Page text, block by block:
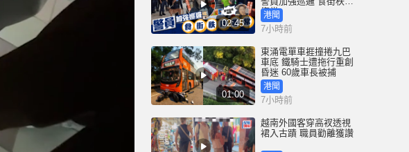
02:45
復常
港聞
7小時前
01:00
東涌電單車捱撞捲九巴
車底 鐵騎士遭拖行重創
昏迷 60歲車長被捕
港聞
7小時前
越南外國客穿高衩透視
裙入古蹟 職員勸離獲讚